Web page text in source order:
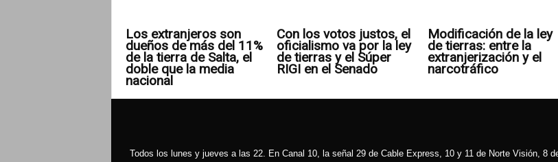
Los extranjeros son
dueños de más del 11%
de la tierra de Salta, el
doble que la media
nacional
Con los votos justos, el
oficialismo va por la ley
de tierras y el Súper
RIGI en el Senado
Modificación de la ley
de tierras: entre la
extranjerización y el
narcotráfico
Todos los lunes y jueves a las 22. En Canal 10, la señal 29 de Cable Express, 10 y 11 de Norte Visión, 8